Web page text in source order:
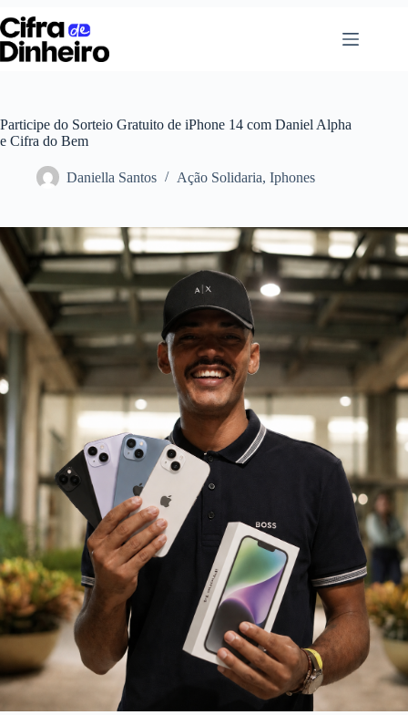
Pular
para
o
conteúdo
Participe do Sorteio Gratuito de iPhone 14 com Daniel Alpha
e Cifra do Bem
Daniella Santos Ação Solidaria, Iphones